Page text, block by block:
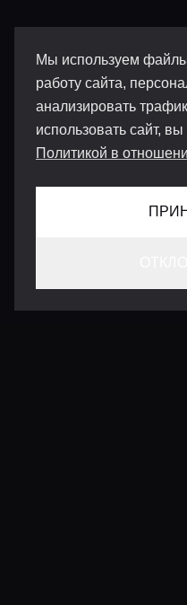
Мы используем
работу сайта,
анализировать
использовать сайт,
Политикой в